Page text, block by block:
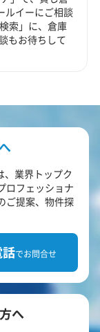
ルイーにご相談
索」に、倉庫
もお待ちして
、業界トップク
ロフェッショナ
ご提案、物件探
でお問合せ
へ